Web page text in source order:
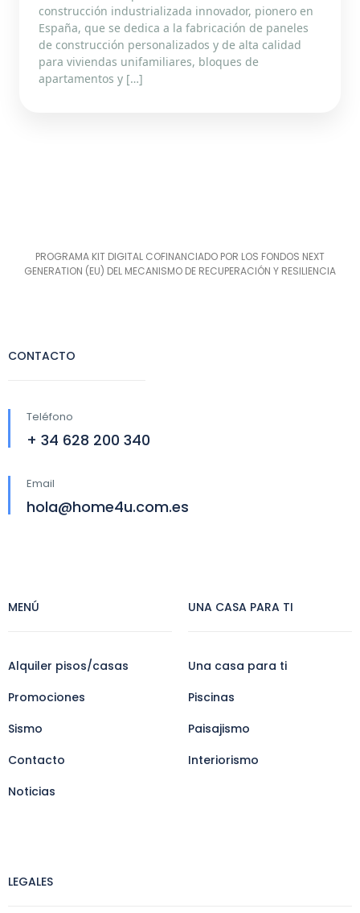
construcción industrializada innovador, pionero en
España, que se dedica a la fabricación de paneles
de construcción personalizados y de alta calidad
para viviendas unifamiliares, bloques de
apartamentos y […]
PROGRAMA KIT DIGITAL COFINANCIADO POR LOS FONDOS NEXT
GENERATION (EU) DEL MECANISMO DE RECUPERACIÓN Y RESILIENCIA
CONTACTO
Teléfono
+ 34 628 200 340
Email
hola@home4u.com.es
MENÚ
Alquiler pisos/casas
Promociones
Sismo
Contacto
Noticias
UNA CASA PARA TI
Una casa para ti
Piscinas
Paisajismo
Interiorismo
LEGALES